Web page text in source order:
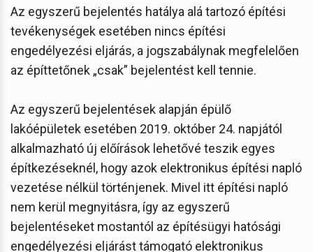
Az egyszerű bejelentés hatálya alá tartozó építési
tevékenységek esetében nincs építési
engedélyezési eljárás, a jogszabálynak megfelelően
az építtetőnek „csak” bejelentést kell tennie.
Az egyszerű bejelentések alapján épülő
lakóépületek esetében 2019. október 24. napjától
alkalmazható új előírások lehetővé teszik egyes
építkezéseknél, hogy azok elektronikus építési napló
vezetése nélkül történjenek. Mivel itt építési napló
nem kerül megnyitásra, így az egyszerű
bejelentéseket mostantól az építésügyi hatósági
engedélyezési eljárást támogató elektronikus